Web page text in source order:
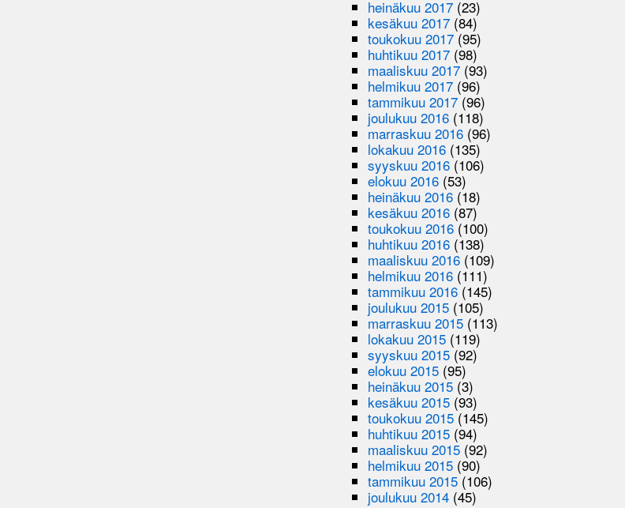
heinäkuu 2017 (23)
kesäkuu 2017 (84)
toukokuu 2017(95)
huhtikuu 2017 (98)
maaliskuu 2017 (93)
helmikuu 2017 (96)
tammikuu 2017(96)
joulukuu 2016 (118)
marraskuu 2016 (96)
lokakuu 2016 (135)
syyskuu 2016(106)
elokuu 2016 (53)
heinäkuu 2016 (18)
kesäkuu 2016 (87)
toukokuu 2016(100)
huhtikuu 2016 (138)
maaliskuu 2016 (109)
helmikuu 2016 (111)
tammikuu 2016(145)
joulukuu 2015 (105)
marraskuu 2015 (113)
lokakuu 2015 (119)
syyskuu 2015(92)
elokuu 2015 (95)
heinäkuu 2015 (3)
kesäkuu 2015 (93)
toukokuu 2015(145)
huhtikuu 2015 (94)
maaliskuu 2015 (92)
helmikuu 2015 (90)
tammikuu 2015(106)
joulukuu 2014 (45)